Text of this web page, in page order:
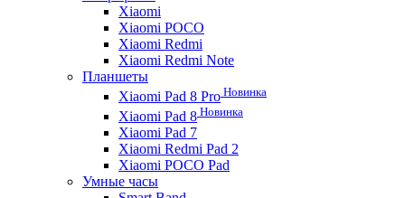
Xiaomi
Xiaomi POCO
Xiaomi Redmi
Xiaomi Redmi Note
Планшеты
Xiaomi Pad 8 Pro Новинка
Xiaomi Pad 8 Новинка
Xiaomi Pad 7
Xiaomi Redmi Pad 2
Xiaomi POCO Pad
Умные часы